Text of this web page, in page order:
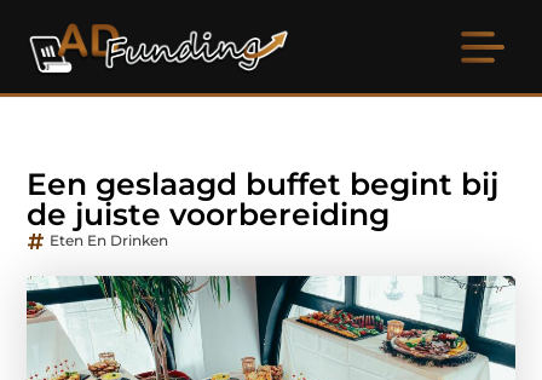
Een geslaagd buffet begint bij
de juiste voorbereiding
Eten En Drinken